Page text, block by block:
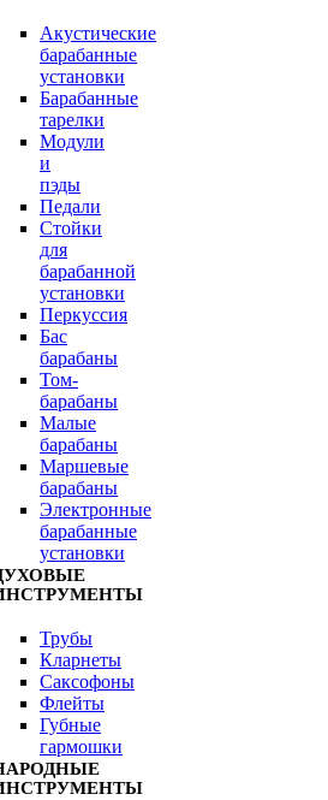
Акустические
барабанные
установки
Барабанные
тарелки
Модули
и
пэды
Педали
Стойки
для
барабанной
установки
Перкуссия
Бас
барабаны
Том-
барабаны
Малые
барабаны
Маршевые
барабаны
Электронные
барабанные
установки
Трубы
Кларнеты
Саксофоны
Флейты
Губные
гармошки